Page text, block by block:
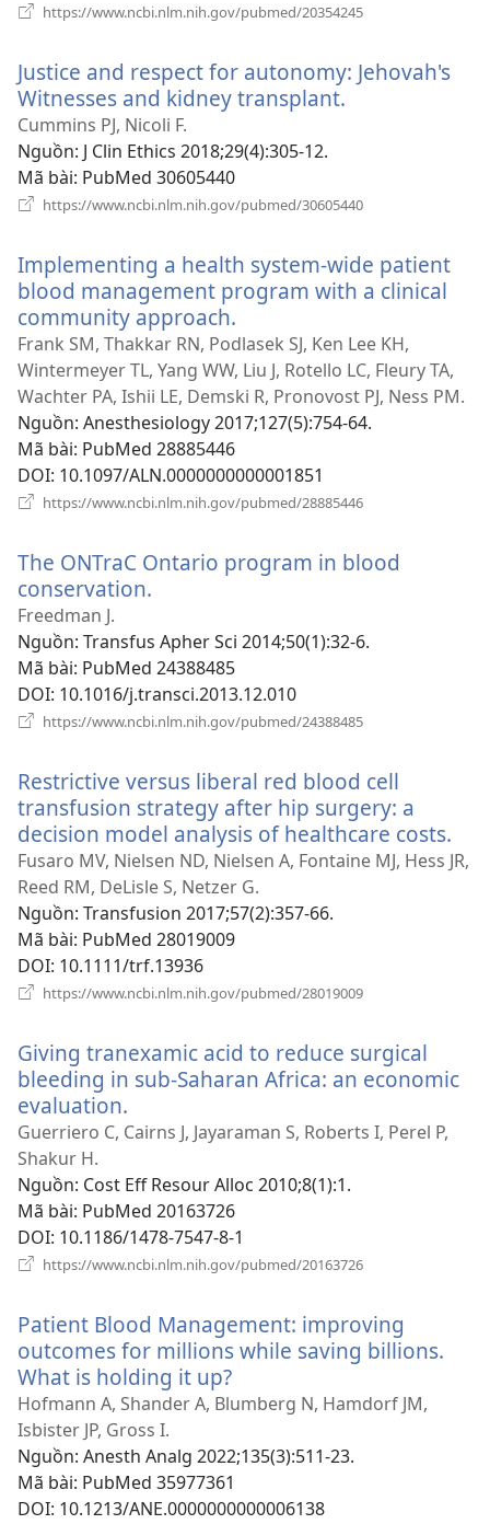
https://www.ncbi.nlm.nih.gov/pubmed/20354245
mới)
Justice and respect for autonomy: Jehovah's
Witnesses and kidney transplant.
Cummins PJ, Nicoli F.
Nguồn‎: J Clin Ethics 2018;29(4):305-12.
Mã bài‎: PubMed 30605440
https://www.ncbi.nlm.nih.gov/pubmed/30605440
mới)
Implementing a health system-wide patient
blood management program with a clinical
community approach.
cửa
sổ
mới)
Frank SM, Thakkar RN, Podlasek SJ, Ken Lee KH,
Wintermeyer TL, Yang WW, Liu J, Rotello LC, Fleury TA,
Wachter PA, Ishii LE, Demski R, Pronovost PJ, Ness PM.
Nguồn‎: Anesthesiology 2017;127(5):754-64.
Mã bài‎: PubMed 28885446
DOI‎: 10.1097/ALN.0000000000001851
https://www.ncbi.nlm.nih.gov/pubmed/28885446
mới)
The ONTraC Ontario program in blood
conservation.
sổ
mới)
Freedman J.
Nguồn‎: Transfus Apher Sci 2014;50(1):32-6.
Mã bài‎: PubMed 24388485
DOI‎: 10.1016/j.transci.2013.12.010
https://www.ncbi.nlm.nih.gov/pubmed/24388485
mới)
Restrictive versus liberal red blood cell
transfusion strategy after hip surgery: a
decision model analysis of healthcare costs.
cửa
Fusaro MV, Nielsen ND, Nielsen A, Fontaine MJ, Hess JR,
Reed RM, DeLisle S, Netzer G.
Nguồn‎: Transfusion 2017;57(2):357-66.
Mã bài‎: PubMed 28019009
DOI‎: 10.1111/trf.13936
https://www.ncbi.nlm.nih.gov/pubmed/28019009
mới)
Giving tranexamic acid to reduce surgical
bleeding in sub-Saharan Africa: an economic
evaluation.
cửa
mới)
Guerriero C, Cairns J, Jayaraman S, Roberts I, Perel P,
Shakur H.
Nguồn‎: Cost Eff Resour Alloc 2010;8(1):1.
Mã bài‎: PubMed 20163726
DOI‎: 10.1186/1478-7547-8-1
https://www.ncbi.nlm.nih.gov/pubmed/20163726
mới)
Patient Blood Management: improving
outcomes for millions while saving billions.
What is holding it up?
cửa
mới)
Hofmann A, Shander A, Blumberg N, Hamdorf JM,
Isbister JP, Gross I.
Nguồn‎: Anesth Analg 2022;135(3):511-23.
Mã bài‎: PubMed 35977361
DOI‎: 10.1213/ANE.0000000000006138